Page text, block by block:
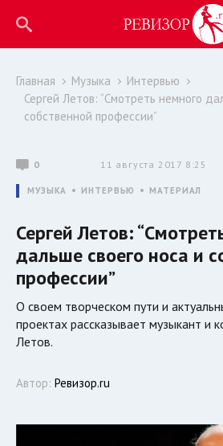
Главная Музыка
Интервью
Сергей Летов: “Смотреть немного
собственной профессии”
0 11 августа 2017 8:25
МУЗЫКА ИНТЕРВЬЮ МАТЕРИАЛ
Сергей Летов:
дальше своего носа и
профессии”
О своем творческом пути и
проектах рассказывает музыкант и
Летов.
Автор: Ревизор.ru